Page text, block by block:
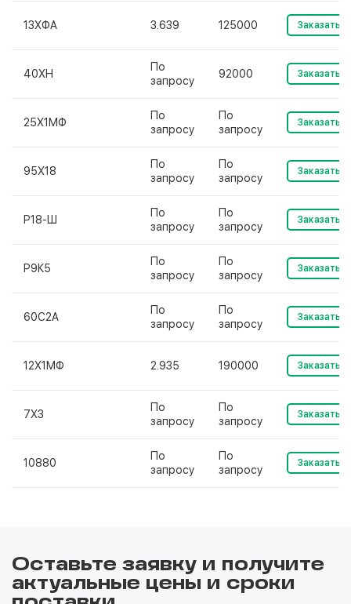
13ХФА 3.639 125000 Заказать
40ХН
По
запросу
92000 Заказать
25Х1МФ
По
запросу
По
запросу
Заказать
95Х18
По
запросу
По
запросу
Заказать
Р18-Ш
По
запросу
По
запросу
Заказать
Р9К5
По
запросу
По
запросу
Заказать
60С2А
По
запросу
По
запросу
Заказать
12Х1МФ 2.935 190000 Заказать
7Х3
По
запросу
По
запросу
Заказать
10880
По
запросу
По
запросу
Заказать
Оставьте заявку и получите
актуальные цены и сроки